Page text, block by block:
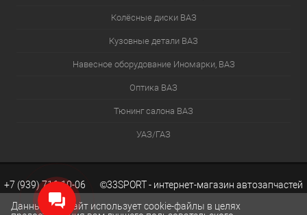
Колёсные диски ВАЗ
Кузовные детали ВАЗ
Навесное оборудование Иномарки, ВАЗ
Оптика ВАЗ
Тюнинг салона ВАЗ
УАЗ/ГАЗ
+7 (939) 716-10-06 ©33SPORT - интернет-магазин автозапчастей
Данный веб-сайт использует cookie-файлы в целях